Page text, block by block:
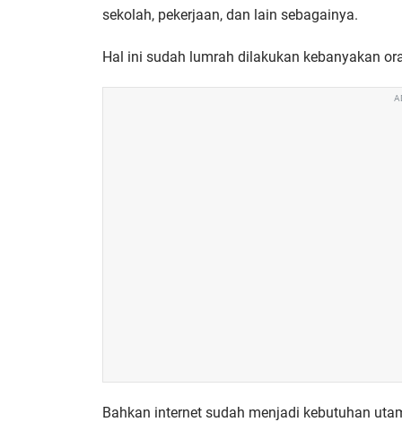
sekolah, pekerjaan, dan lain sebagainya.
Hal ini sudah lumrah dilakukan kebanyakan
Bahkan internet sudah menjadi kebutuhan